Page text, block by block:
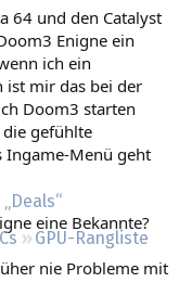
GPU-Rangliste
64 und den Catalyst
Enigne ein
ich ein
ist mir das bei der
Doom3 starten
gefühlte
Ingame-Menü geht
eine Bekannte?
nie Probleme mit